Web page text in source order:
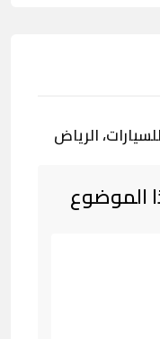
الرياض
الموضوع